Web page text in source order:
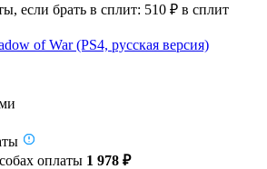
если брать в сплит: 510 ₽ в сплит
of War (PS4, русская версия)
оплаты 1 978 ₽